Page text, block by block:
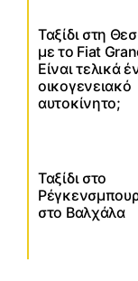
Ταξίδι στη
με το Fiat
Είναι τελικά
οικογενειακό
αυτοκίνητο;
Ταξίδι στο
στο Βαλχάλα